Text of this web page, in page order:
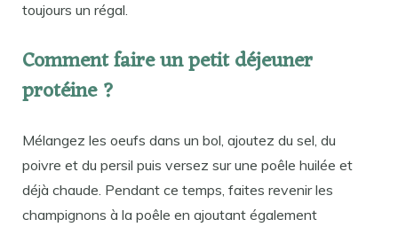
toujours un régal.
Comment faire un petit déjeuner
protéine ?
Mélangez les oeufs dans un bol, ajoutez du sel, du
poivre et du persil puis versez sur une poêle huilée et
déjà chaude. Pendant ce temps, faites revenir les
champignons à la poêle en ajoutant également